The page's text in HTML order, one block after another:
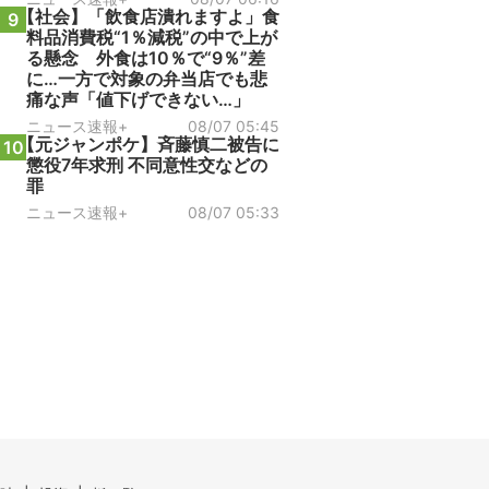
9【社会】「飲食店潰れますよ」食
料品消費税“1％減税”の中で上が
る懸念 外食は10％で“9％”差
に…一方で対象の弁当店でも悲
痛な声「値下げできない…」
ニュース速報+ 08/07 05:45
10【元ジャンポケ】斉藤慎二被告に
懲役7年求刑 不同意性交などの
罪
ニュース速報+ 08/07 05:33